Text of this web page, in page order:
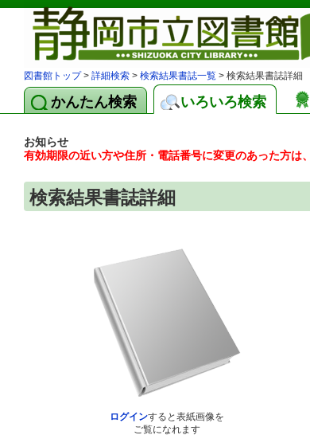
図書館トップ> 詳細検索 > 検索結果書誌一覧 > 検索結果書誌詳細
かんたん検索 いろいろ検索
お知らせ
有効期限の近い方や住所・電話番号に変更のあった方は、
検索結果書誌詳細
ログインすると表紙画像を
ご覧になれます